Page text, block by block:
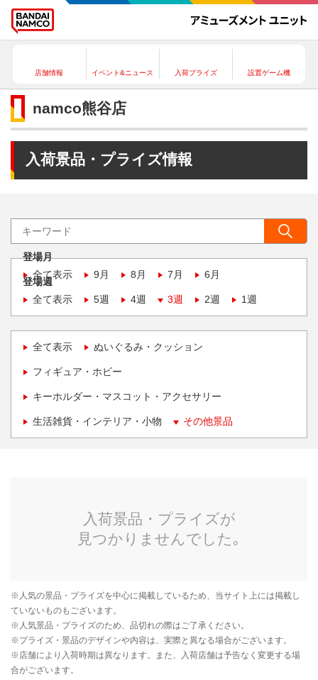
店舗情報 イベント&ニュース 入荷プライズ 設置ゲーム機
namco熊谷店
入荷景品・プライズ情報
登場月
全て表示
9月 8月 7月 6月
登場週
全て表示
5週 4週 3週 2週 1週
全て表示 ぬいぐるみ・クッション
フィギュア・ホビー
キーホルダー・マスコット・アクセサリー
生活雑貨・インテリア・小物 その他景品